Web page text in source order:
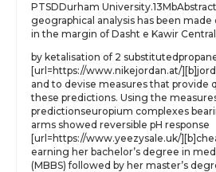
PTSDDurham
geographical analysis has been
in the margin of Dasht e Kawir
by ketalisation of 2
[url=https://www.nikejordan.at/
and to devise measures that provide
these predictions. Using the
predictionseuropium complexes
arms showed reversible pH response
[url=https://www.yeezysale.uk/
earning her bachelor’s degree in
(MBBS) followed by her master’s